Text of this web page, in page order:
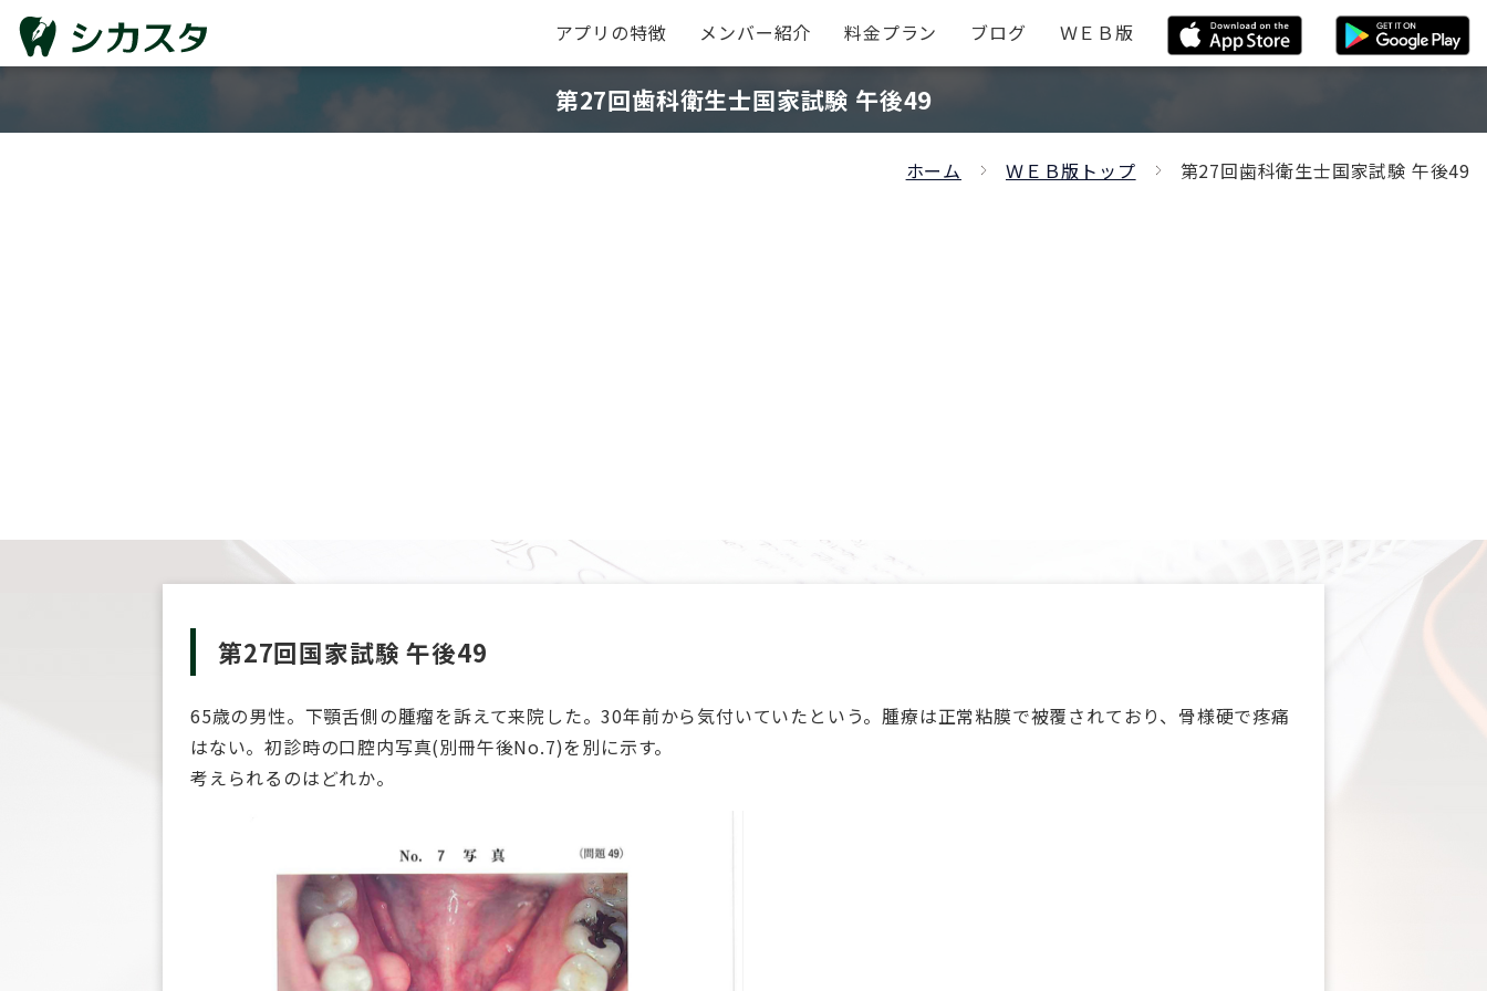
アプリの特徴 メンバー紹介 料金プラン ブログ ＷＥＢ版
第27回歯科衛生士国家試験 午後49
ホーム ＷＥＢ版トップ 第27回歯科衛生士国家試験 午後49
第27回国家試験 午後49
65歳の男性。下顎舌側の腫瘤を訴えて来院した。30年前から気付いていたという。腫療は正常粘膜で被覆されており、骨様硬で疼痛
はない。初診時の口腔内写真(別冊午後No.7)を別に示す。
考えられるのはどれか。